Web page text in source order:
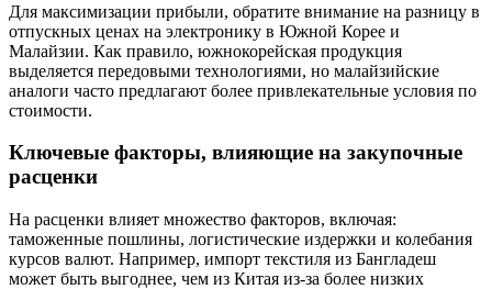
Для максимизации прибыли, обратите внимание на разницу в
отпускных ценах на электронику в Южной Корее и
Малайзии. Как правило, южнокорейская продукция
выделяется передовыми технологиями, но малайзийские
аналоги часто предлагают более привлекательные условия по
стоимости.
Ключевые факторы, влияющие на закупочные
расценки
На расценки влияет множество факторов, включая:
таможенные пошлины, логистические издержки и колебания
курсов валют. Например, импорт текстиля из Бангладеш
может быть выгоднее, чем из Китая из-за более низких